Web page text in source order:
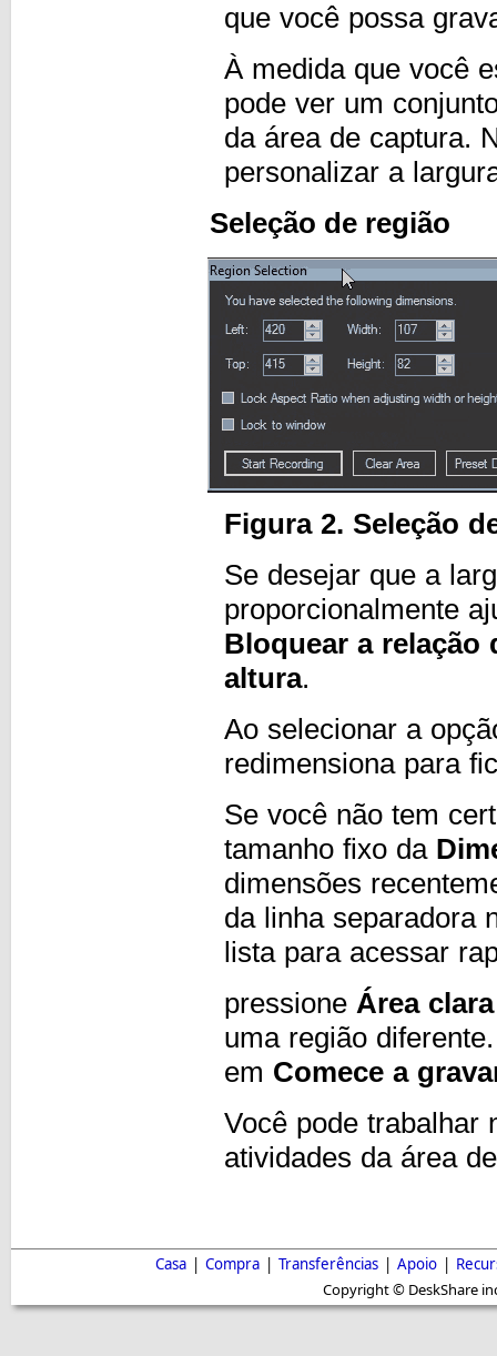
que você possa
À medida que você
pode ver um
da área de captura.
personalizar a
Seleção de região
Figura 2. Seleção
Se desejar que a
proporcionalmente
Bloquear a relação
altura.
Ao selecionar a
redimensiona para
Se você não tem
tamanho fixo da
dimensões
da linha separadora
lista para acessar
pressione Área clara
uma região
em Comece a
Você pode trabalhar
atividades da área
Casa | Compra | Transferências | Apoio |
Copyright © DeskShare